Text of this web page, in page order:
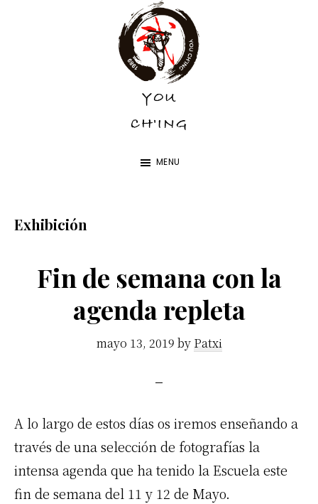
YOU
CH'ING
YOU
CH'ING
MENU
Exhibición
Fin de semana con la
agenda repleta
mayo 13, 2019 by Patxi
A lo largo de estos días os iremos enseñando a
través de una selección de fotografías la
intensa agenda que ha tenido la Escuela este
fin de semana del 11 y 12 de Mayo.